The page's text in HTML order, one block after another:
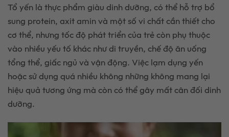
Tổ yến là thực phẩm giàu dinh dưỡng, có thể hỗ trợ bổ
sung protein, axit amin và một số vi chất cần thiết cho
cơ thể, nhưng tốc độ phát triển của trẻ còn phụ thuộc
vào nhiều yếu tố khác như di truyền, chế độ ăn uống
tổng thể, giấc ngủ và vận động. Việc lạm dụng yến
hoặc sử dụng quá nhiều không những không mang lại
hiệu quả tương ứng mà còn có thể gây mất cân đối dinh
dưỡng.